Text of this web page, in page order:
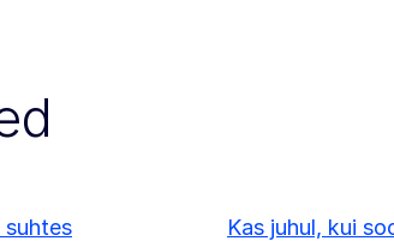
suhtes
Kas juhul, kui